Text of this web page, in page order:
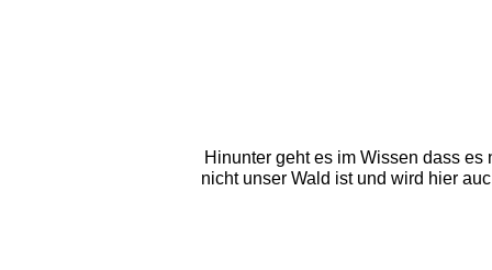
Hinunter geht es im Wissen dass
nicht unser Wald ist und wird hier